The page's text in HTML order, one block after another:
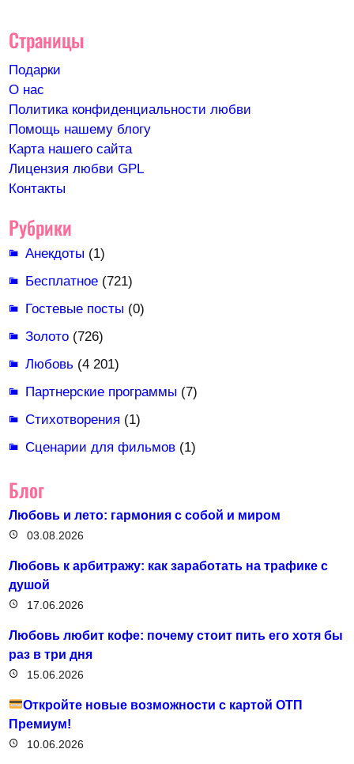
Страницы
Подарки
О нас
Политика конфиденциальности любви
Помощь нашему блогу
Карта нашего сайта
Лицензия любви GPL
Контакты
Рубрики
Анекдоты (1)
Бесплатное(721)
Гостевые посты (0)
Золото(726)
Любовь(4 201)
Партнерские программы (7)
Стихотворения (1)
Сценарии для фильмов(1)
Блог
Любовь и лето: гармония с собой и миром
03.08.2026
Любовь к арбитражу: как заработать на трафике с
душой
17.06.2026
Любовь любит кофе: почему стоит пить его хотя бы
раз в три дня
15.06.2026
Откройте новые возможности с картой ОТП
Премиум!
10.06.2026